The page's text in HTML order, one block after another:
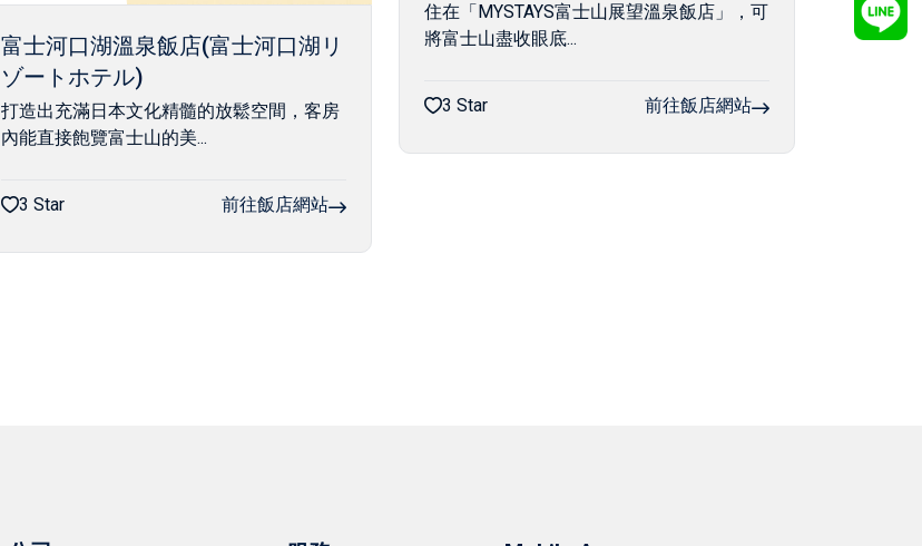
富士河口湖溫泉飯店(富士河口湖リ
ゾートホテル)
打造出充滿日本文化精髓的放鬆空間，客房
內能直接飽覽富士山的美...
3 Star 前往飯店網站
住在「MYSTAYS富士山展望溫泉飯店」，可
將富士山盡收眼底...
3 Star 前往飯店網站